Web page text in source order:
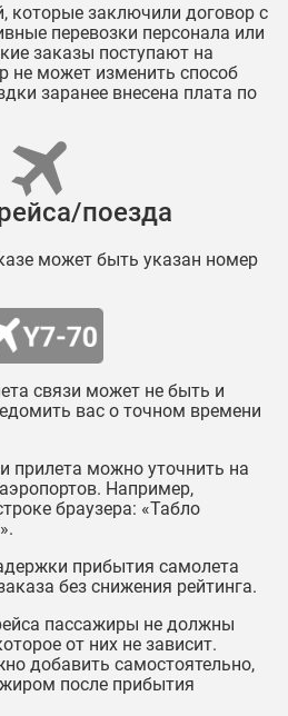
которые заключили договор с
перевозки персонала или
заказы поступают на
не может изменить способ
заранее внесена плата по
поезда
может быть указан номер
связи может не быть и
вас о точном времени
можно уточнить на
Например,
браузера: «Табло
прибытия самолета
без снижения рейтинга.
пассажиры не должны
от них не зависит.
добавить самостоятельно,
после прибытия